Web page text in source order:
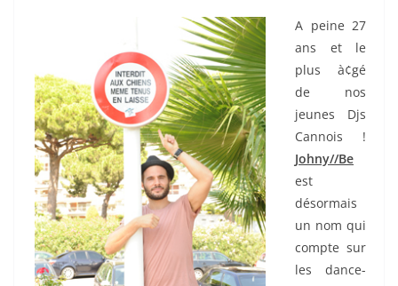
A peine 27
ans et le
plus à¢gé
de nos
jeunes Djs
Cannois !
Johny//Be
est
désormais
un nom qui
compte sur
les dance-